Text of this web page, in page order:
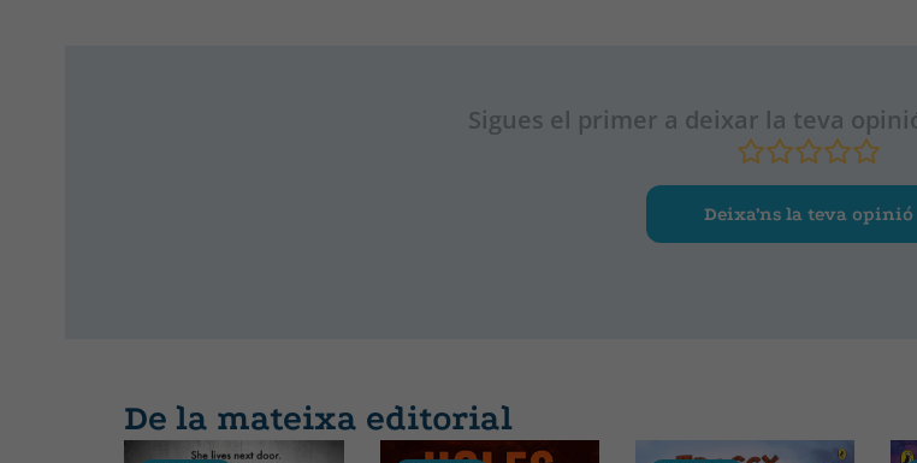
Sigues el primer a deixar la teva
Deixa’ns la teva opinió
De la mateixa editorial